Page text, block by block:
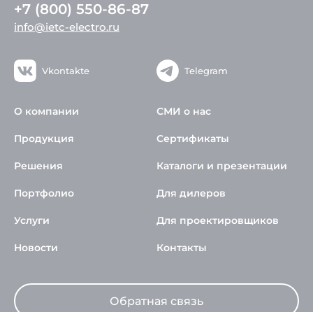
+7 (800) 550-86-87
info@ietc-electro.ru
Vkontakte Telegram
О компании
Продукция
Решения
Портфолио
Услуги
Новости
СМИ о нас
Сертификаты
Каталоги и презентации
Для дилеров
Для проектировщиков
Контакты
Обратная связь